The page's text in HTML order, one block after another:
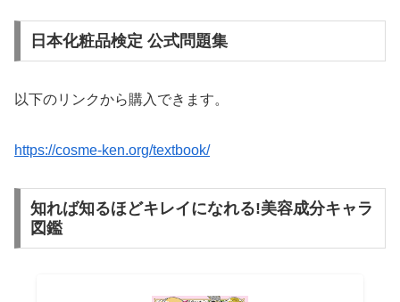
日本化粧品検定 公式問題集
以下のリンクから購入できます。
https://cosme-ken.org/textbook/
知れば知るほどキレイになれる!美容成分キャラ
図鑑